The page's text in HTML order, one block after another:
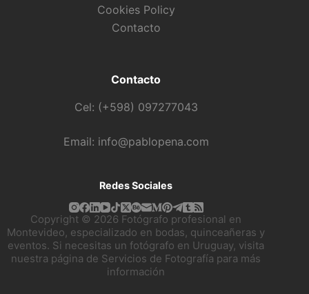
Cookies Policy
Contacto
Contacto
Cel: (+598) 097277043
Email: info@pablopena.com
Redes Sociales
Copyright © 2026 Fotógrafo profesional en
Montevideo, especializado en bodas, quinceañeras y
eventos. Si necesitas un fotógrafo en Uruguay, visita
nuestra página de Servicios de Fotografía para más
información